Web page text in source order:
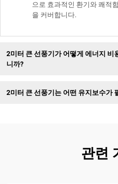
으로 효과적인 환기와 쾌적
을 커버합니다.
2미터 큰 선풍기가 어떻게 에너지 비
니까?
2미터 큰 선풍기는 어떤 유지보수가
관련